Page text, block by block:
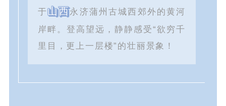
于山西永济蒲州古城西郊外的黄河
岸畔。登高望远，静静感受“欲穷千
里目，更上一层楼”的壮丽景象！